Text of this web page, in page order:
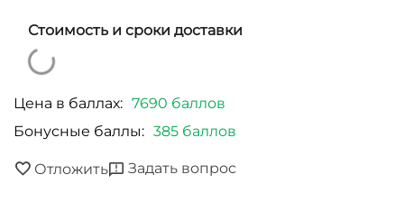
Стоимость и сроки доставки
Цена в баллах: 7690 баллов
Бонусные баллы: 385 баллов
Отложить Задать вопрос